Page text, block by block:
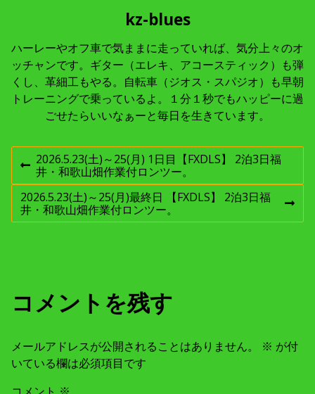
kz-blues
ハーレーやオフ車で気ままに走っていれば、気分上々のオ
ッチャンです。ギター（エレキ、アコースティック）も弾
くし、革細工もやる。自転車（ジオス・スパジオ）も早朝
トレーニングで乗っているよ。１分１秒でもハッピーに過
ごせたらいいなぁーと毎日を生きています。
投
稿
ナ
ゲ
シ
前
の
投
稿
:
2026.5.23(土)～25(月) 1日目【FXDLS】 2泊3日福
井・和歌山畑作業付ロンツー。
次
の
2026.5.23(土)～25(月)最終日 【FXDLS】 2泊3日福
井・和歌山畑作業付ロンツー。
コメントを残す
メールアドレスが公開されることはありません。 ※ が付
いている欄は必須項目です